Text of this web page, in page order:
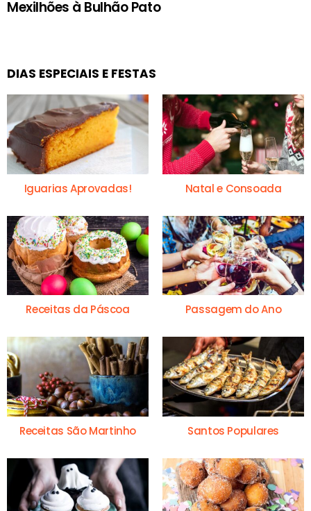
Mexilhões à Bulhão Pato
DIAS ESPECIAIS E FESTAS
Iguarias Aprovadas! Natal e Consoada
Receitas da Páscoa Passagem do Ano
Receitas São Martinho Santos Populares